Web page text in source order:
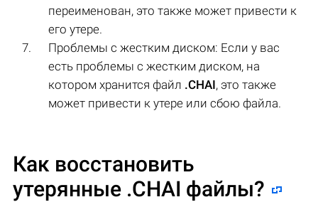
переименован, это также может привести к
его утере.
Проблемы с жестким диском: Если у вас
есть проблемы с жестким диском, на
котором хранится файл .CHAI, это также
может привести к утере или сбою файла.
Как восстановить
утерянные .CHAI файлы?